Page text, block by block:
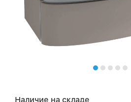
Наличие на складе